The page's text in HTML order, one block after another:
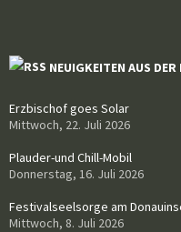
NEUIGKEITEN AUS
Erzbischof goes Solar
Mittwoch, 22. Juli 2026
Plauder-und Chill-Mobil
Donnerstag, 16. Juli 2026
Festivalseelsorge am
Mittwoch, 8. Juli 2026